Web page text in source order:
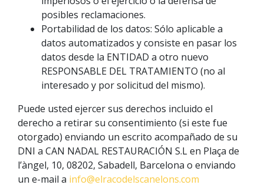
posibles reclamaciones.
Portabilidad de los datos: Sólo aplicable a
datos automatizados y consiste en pasar los
datos desde la ENTIDAD a otro nuevo
RESPONSABLE DEL TRATAMIENTO (no al
interesado y por solicitud del mismo).
Puede usted ejercer sus derechos incluido el
derecho a retirar su consentimiento (si este fue
otorgado) enviando un escrito acompañado de su
DNI a CAN NADAL RESTAURACIÓN S.L en Plaça de
l’àngel, 10, 08202, Sabadell, Barcelona o enviando
un e-mail a info@elracodelscanelons.com